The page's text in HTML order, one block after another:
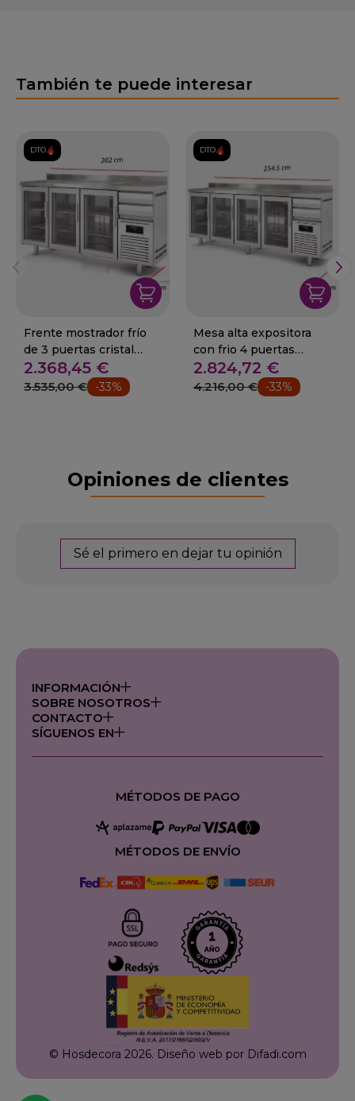
También te puede interesar
DTO.
Frente mostrador frío
de 3 puertas cristal
202x60 cm
2.368,45 €
3.535,00 € -33%
DTO.
Mesa alta expositora
con frio 4 puertas
cristal 254.5x60 cm
2.824,72 €
4.216,00 € -33%
Opiniones de clientes
Sé el primero en dejar tu opinión
INFORMACIÓN
SOBRE NOSOTROS
CONTACTO
SÍGUENOS EN
MÉTODOS DE PAGO
MÉTODOS DE ENVÍO
© Hosdecora 2026. Diseño web por Difadi.com